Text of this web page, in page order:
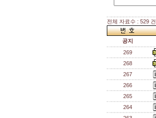
전체 자료수 : 529 건
공지
269
268
267
266
265
264